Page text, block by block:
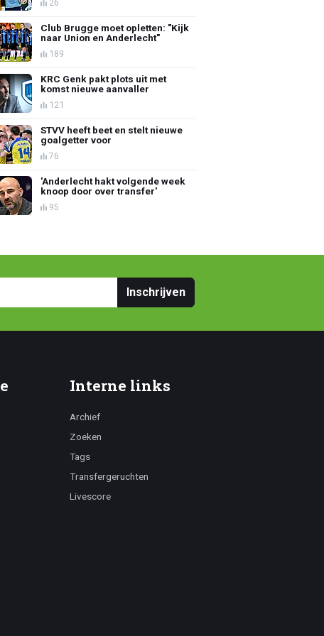
26
Club Brugge moet opletten: "Kijk
naar Union en Anderlecht"
189
KRC Genk pakt plots uit met
komst nieuwe aanvaller
121
STVV heeft beet en stelt nieuwe
goalgetter voor
76
'Anderlecht hakt volgende week
knoop door over transfer'
95
Inschrijven
Interne links
Archief
Zoeken
Tags
Transfergeruchten
Livescore